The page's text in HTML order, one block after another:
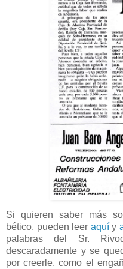
Si quieren saber más
bético, pueden leer aquíy
palabras del Sr.
descaradamente y se
por creerle, como el